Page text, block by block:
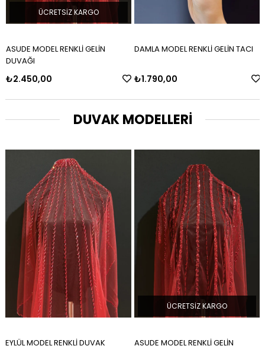
ASUDE MODEL RENKLİ GELİN
DUVAĞI
₺2.450,00
ÜCRETSIZ KARGO
DAMLA MODEL RENKLİ GELİN TACI
₺1.790,00
DUVAK MODELLERİ
ASUDE MODEL RENKLİ GELİN
ÜCRETSIZ KARGO
YENİ İNCİ MODEL GELİN
ÜCRETSIZ KARGO